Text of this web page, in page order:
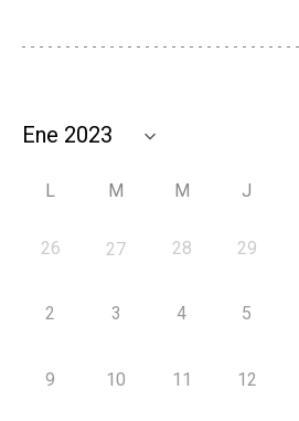
L M M J
26 27 28 29
2 3 4 5
9 10 11 12